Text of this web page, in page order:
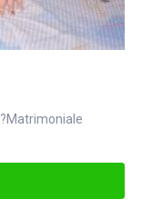
?Matrimoniale